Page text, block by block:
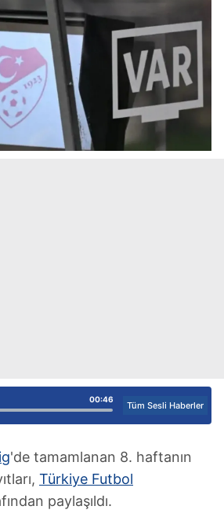
00:46
Tüm Sesli Haberler
'de tamamlanan 8. haftanın
Türkiye Futbol
paylaşıldı.